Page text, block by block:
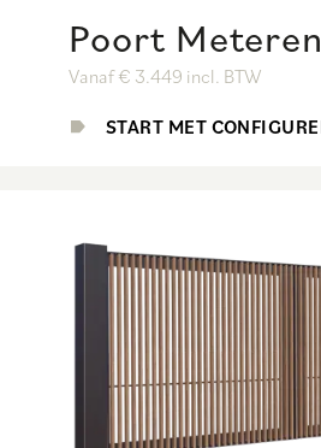
Poort Meteren
Vanaf € 3.449 incl. BTW
START MET